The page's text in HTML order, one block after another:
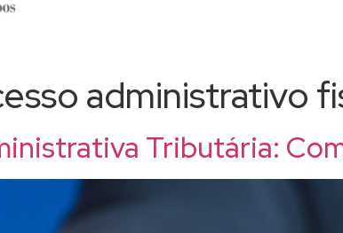
administrativo
Tributária: